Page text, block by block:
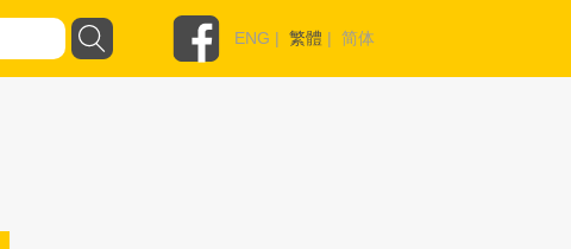
ENG | 繁體 | 简体